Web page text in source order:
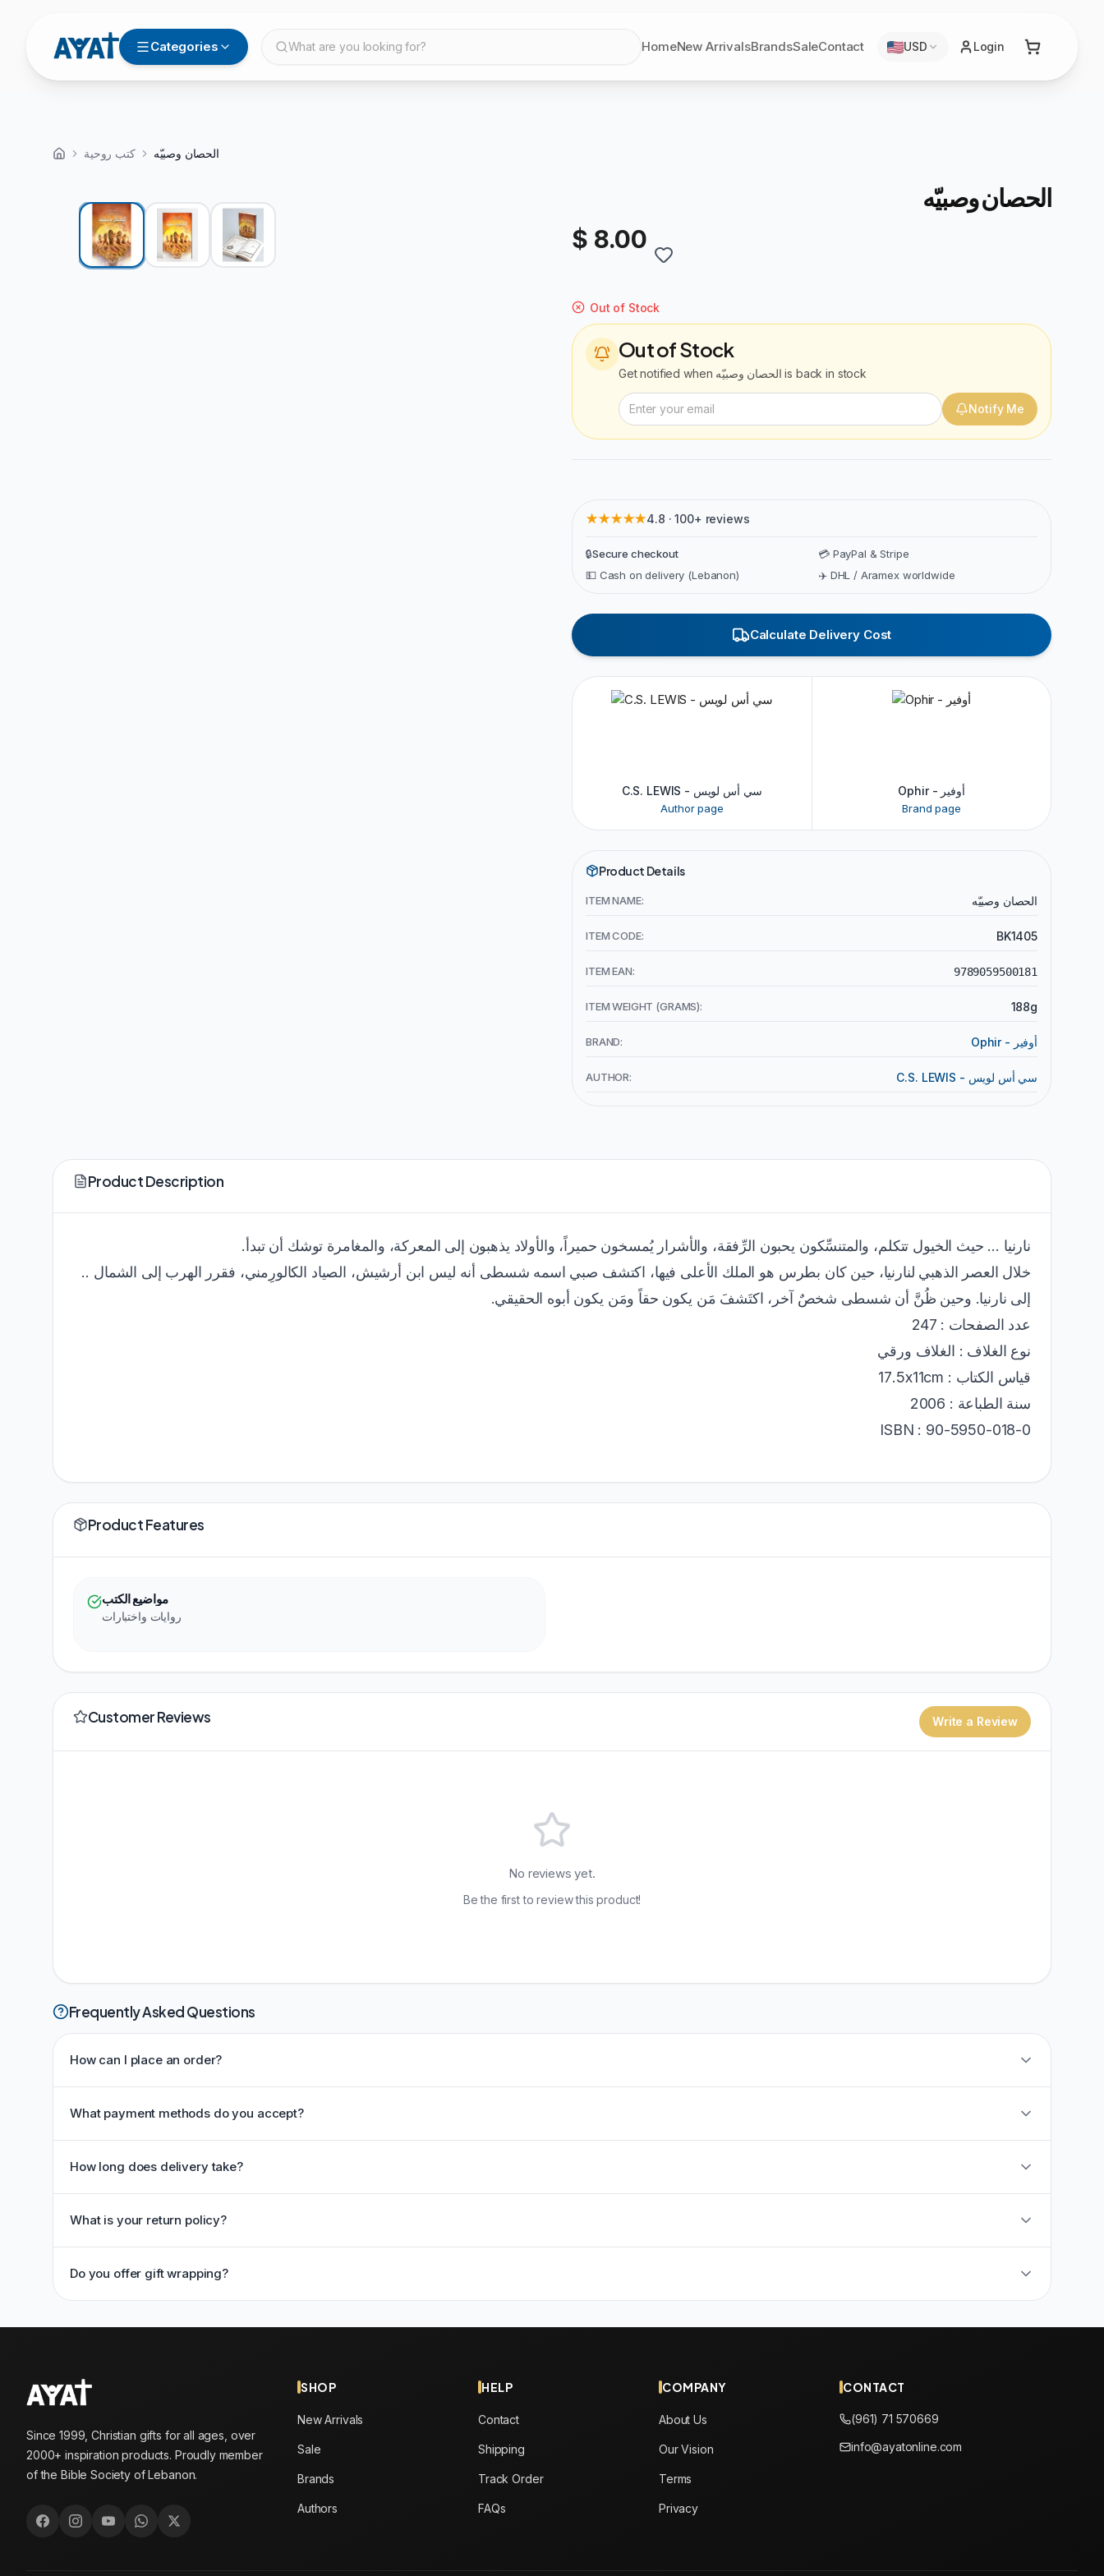
Categories What are you looking for? HomeNew ArrivalsBrandsSaleContact USD Login
كتب روحية الحصان وصبيّه
الحصان وصبيّه
$ 8.00
Out of Stock
Out of Stock
Get notified when الحصان وصبيّه is back in stock
Notify Me
★★★★★4.8 · 100+ reviews
🔒Secure checkout
💳 PayPal & Stripe
💵 Cash on delivery (Lebanon)
✈️ DHL / Aramex worldwide
Calculate Delivery Cost
C.S. LEWIS - سي أس لويس
Author page
Ophir - أوفير
Brand page
Product Details
ITEM NAME: الحصان وصبيّه
ITEM CODE: BK1405
ITEM EAN: 9789059500181
ITEM WEIGHT (GRAMS): 188g
BRAND: Ophir - أوفير
AUTHOR: C.S. LEWIS - سي أس لويس
Product Description
نارنيا ... حيث الخيول تتكلم، والمتنسِّكون يحبون الرِّفقة، والأشرار يُمسخون حميراً، والأولاد يذهبون إلى المعركة، والمغامرة توشك أن تبدأ.
خلال العصر الذهبي لنارنيا، حين كان بطرس هو الملك الأعلى فيها، اكتشف صبي اسمه شسطى أنه ليس ابن أرشيش، الصياد الكالورِمني، فقرر الهرب إلى الشمال ..
إلى نارنيا. وحين ظُنَّ أن شسطى شخصٌ آخر، اكتَشفَ مَن يكون حقاً ومَن يكون أبوه الحقيقي.
عدد الصفحات : 247
نوع الغلاف : الغلاف ورقي
قياس الكتاب : 17.5x11cm
سنة الطباعة : 2006
ISBN : 90-5950-018-0
Product Features
مواضيع الكتب
روايات واختبارات
Customer Reviews Write a Review
No reviews yet.
Be the first to review this product!
Frequently Asked Questions
How can I place an order?
What payment methods do you accept?
How long does delivery take?
What is your return policy?
Do you offer gift wrapping?
Since 1999, Christian gifts for all ages, over
2000+ inspiration products. Proudly member
of the Bible Society of Lebanon.
SHOP
New Arrivals
Sale
Brands
Authors
HELP
Contact
Shipping
Track Order
FAQs
COMPANY
About Us
Our Vision
Terms
Privacy
CONTACT
(961) 71 570669
info@ayatonline.com